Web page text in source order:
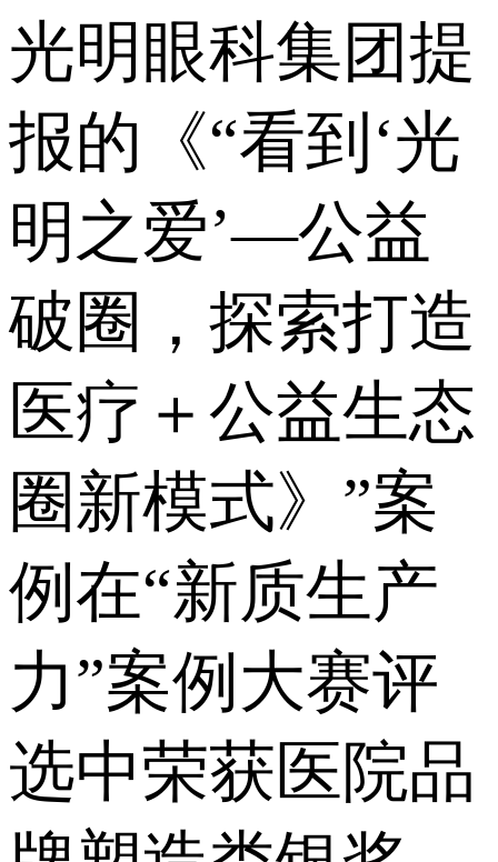
光明眼科集团提
报的《“看到‘光
明之爱’—公益
破圈，探索打造
医疗＋公益生态
圈新模式》”案
例在“新质生产
力”案例大赛评
选中荣获医院品